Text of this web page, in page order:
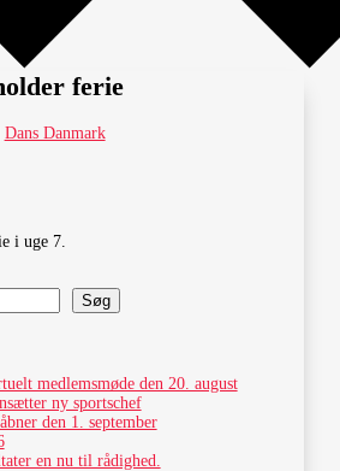
ferie
Dans Danmark
i uge 7.
Søg
medlemsmøde den 20. august
ny sportschef
den 1. september
en nu til rådighed.